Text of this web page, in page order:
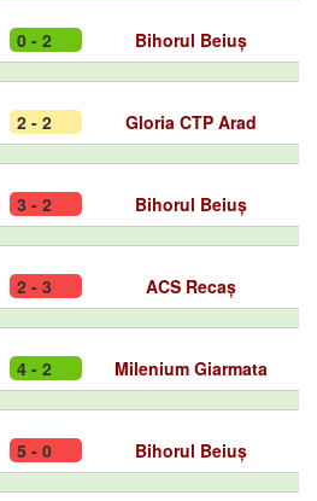
0 - 2 Bihorul Beiuș
2 - 2 Gloria CTP Arad
3 - 2 Bihorul Beiuș
2 - 3 ACS Recaș
4 - 2 Milenium Giarmata
5 - 0 Bihorul Beiuș